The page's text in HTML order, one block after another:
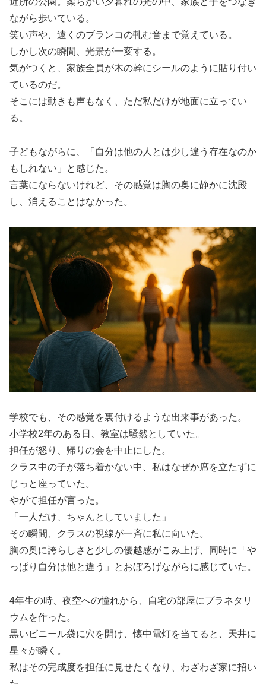
ながら歩いている。
笑い声や、遠くのブランコの軋む音まで覚えている。
しかし次の瞬間、光景が一変する。
気がつくと、家族全員が木の幹にシールのように貼り付い
ているのだ。
そこには動きも声もなく、ただ私だけが地面に立ってい
る。
子どもながらに、「自分は他の人とは少し違う存在なのか
もしれない」と感じた。
言葉にならないけれど、その感覚は胸の奥に静かに沈殿
し、消えることはなかった。
学校でも、その感覚を裏付けるような出来事があった。
小学校2年のある日、教室は騒然としていた。
担任が怒り、帰りの会を中止にした。
クラス中の子が落ち着かない中、私はなぜか席を立たずに
じっと座っていた。
やがて担任が言った。
「一人だけ、ちゃんとしていました」
その瞬間、クラスの視線が一斉に私に向いた。
胸の奥に誇らしさと少しの優越感がこみ上げ、同時に「や
っぱり自分は他と違う」とおぼろげながらに感じていた。
4年生の時、夜空への憧れから、自宅の部屋にプラネタリ
ウムを作った。
黒いビニール袋に穴を開け、懐中電灯を当てると、天井に
星々が瞬く。
私はその完成度を担任に見せたくなり、わざわざ家に招い